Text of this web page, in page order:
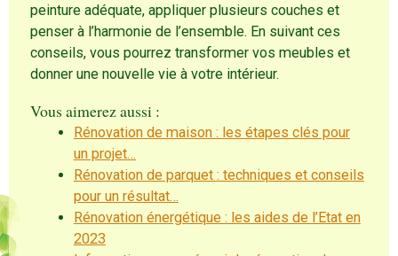
peinture adéquate, appliquer plusieurs couches et
penser à l’harmonie de l’ensemble. En suivant ces
conseils, vous pourrez transformer vos meubles et
donner une nouvelle vie à votre intérieur.
Vous aimerez aussi :
Rénovation de maison : les étapes clés pour
un projet…
Rénovation de parquet : techniques et conseils
pour un résultat…
Rénovation énergétique : les aides de l’Etat en
2023